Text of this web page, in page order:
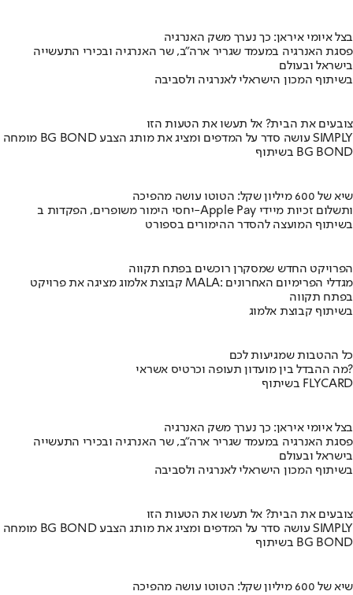
בצל איומי איראן: כך נערך משק האנרגיה
פסגת האנרגיה במעמד שגריר ארה"ב, שר האנרגיה ובכירי התעשייה
בישראל ובעולם
בשיתוף המכון הישראלי לאנרגיה ולסביבה
צובעים את הבית? אל תעשו את הטעות הזו
מומחה BG BOND עושה סדר על המדפים ומציג את מותג הצבע SIMPLY
בשיתוף BG BOND
שיא של 600 מיליון שקל: הטוטו עושה מהפיכה
יחסי הימור משופרים, הפקדות ב-Apple Pay ותשלום זכיות מיידי
בשיתוף המועצה להסדר ההימורים בספורט
הפרויקט החדש שמסקרן רוכשים בפתח תקווה
קבוצת אלמוג מציגה את פרויקט MALA: מגדלי הפרימיום האחרונים
בפתח תקווה
בשיתוף קבוצת אלמוג
כל ההטבות שמגיעות לכם
מה ההבדל בין מועדון תעופה וכרטיס אשראי?
בשיתוף FLYCARD
בצל איומי איראן: כך נערך משק האנרגיה
פסגת האנרגיה במעמד שגריר ארה"ב, שר האנרגיה ובכירי התעשייה
בישראל ובעולם
בשיתוף המכון הישראלי לאנרגיה ולסביבה
צובעים את הבית? אל תעשו את הטעות הזו
מומחה BG BOND עושה סדר על המדפים ומציג את מותג הצבע SIMPLY
בשיתוף BG BOND
שיא של 600 מיליון שקל: הטוטו עושה מהפיכה